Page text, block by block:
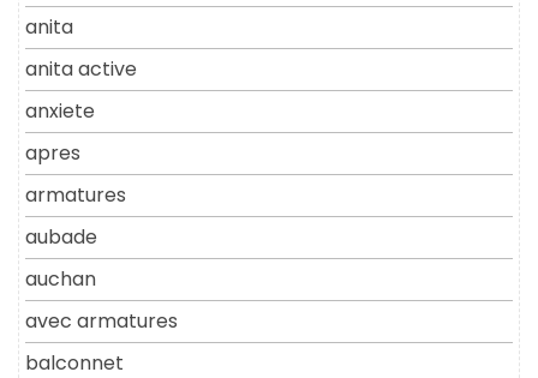
anita
anita active
anxiete
apres
armatures
aubade
auchan
avec armatures
balconnet